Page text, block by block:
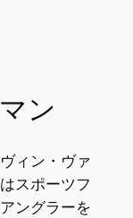
ン
ィン・ヴァ
スポーツフ
ングラーを